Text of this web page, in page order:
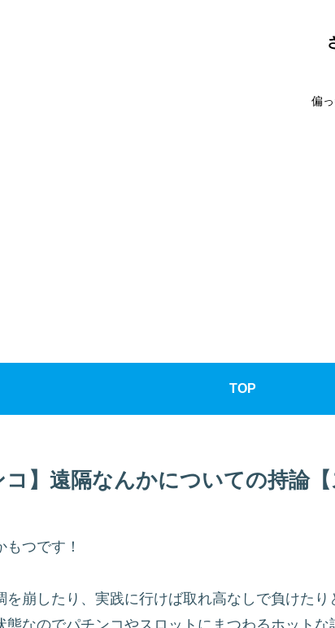
偏
TOP
コ】遠隔なんかについての持論【
もつです！
を崩したり、実践に行けば取れ高なしで負けたり